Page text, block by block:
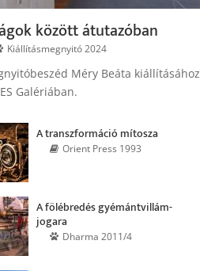
között átutazóban
Kiállításmegnyitó 2024
Méry Beáta
Galériában.
A transzformáció mítosza
Orient Press 1993
A fölébredés gyémánt­villám-
jogara
Dharma 2011/4